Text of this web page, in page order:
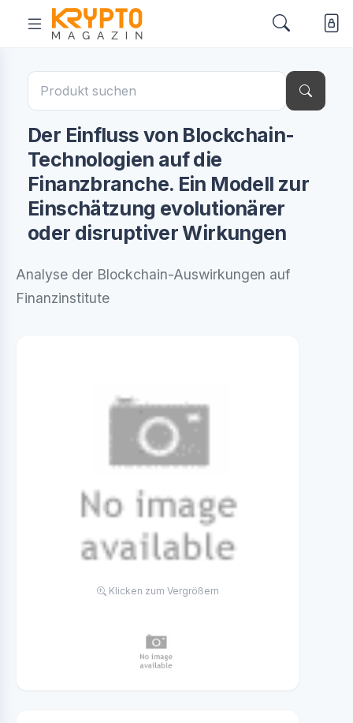
Der Einfluss von Blockchain-
Technologien auf die
Finanzbranche. Ein Modell zur
Einschätzung evolutionärer
oder disruptiver Wirkungen
Analyse der Blockchain-Auswirkungen auf
Finanzinstitute
Klicken zum Vergrößern